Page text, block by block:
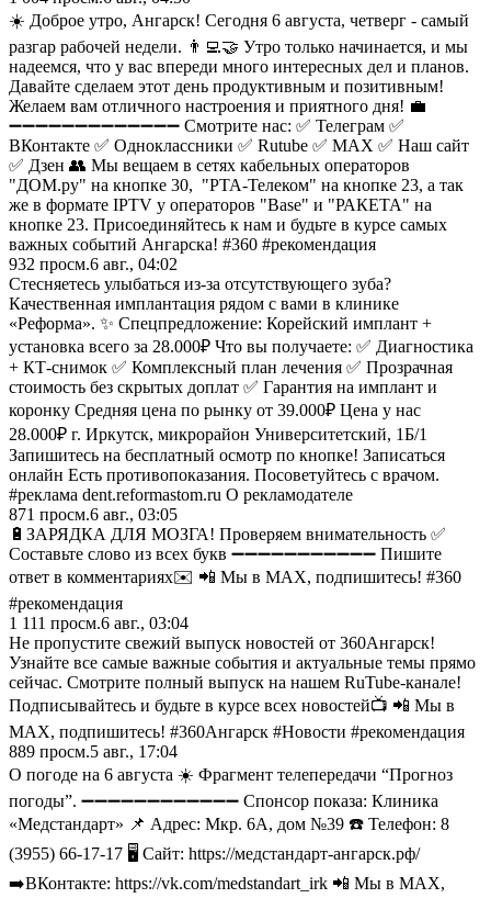
☀️ Доброе утро, Ангарск! Сегодня 6 августа, четверг - самый
разгар рабочей недели. 👨‍💻🤝 Утро только начинается, и мы
надеемся, что у вас впереди много интересных дел и планов.
Давайте сделаем этот день продуктивным и позитивным!
Желаем вам отличного настроения и приятного дня! 💼
➖➖➖➖➖➖➖➖➖➖➖➖➖ Смотрите нас: ✅ Телеграм ✅
ВКонтакте ✅ Одноклассники ✅ Rutube ✅ MAX ✅ Наш сайт
✅ Дзен 👥 Мы вещаем в сетях кабельных операторов
"ДОМ.ру" на кнопке 30, "РТА-Телеком" на кнопке 23, а так
же в формате IPTV у операторов "Base" и "РАКЕТА" на
кнопке 23. Присоединяйтесь к нам и будьте в курсе самых
важных событий Ангарска! #360 #рекомендация
932 просм.6 авг., 04:02
Стесняетесь улыбаться из-за отсутствующего зуба?
Качественная имплантация рядом с вами в клинике
«Реформа». ✨ Спецпредложение: Корейский имплант +
установка всего за 28.000₽ Что вы получаете: ✅ Диагностика
+ КТ-снимок ✅ Комплексный план лечения ✅ Прозрачная
стоимость без скрытых доплат ✅ Гарантия на имплант и
коронку Средняя цена по рынку от 39.000₽ Цена у нас
28.000₽ г. Иркутск, микрорайон Университетский, 1Б/1
Запишитесь на бесплатный осмотр по кнопке! Записаться
онлайн Есть противопоказания. Посоветуйтесь с врачом.
#реклама dent.reformastom.ru О рекламодателе
871 просм.6 авг., 03:05
🔋ЗАРЯДКА ДЛЯ МОЗГА! Проверяем внимательность ✅
Составьте слово из всех букв ➖➖➖➖➖➖➖➖➖➖➖ Пишите
ответ в комментариях✉️ 📲 Мы в MAX, подпишитесь! #360
#рекомендация
1 111 просм.6 авг., 03:04
Не пропустите свежий выпуск новостей от 360Ангарск!
Узнайте все самые важные события и актуальные темы прямо
сейчас. Смотрите полный выпуск на нашем RuTube-канале!
Подписывайтесь и будьте в курсе всех новостей📺 📲 Мы в
MAX, подпишитесь! #360Ангарск #Новости #рекомендация
889 просм.5 авг., 17:04
О погоде на 6 августа ☀️ Фрагмент телепередачи “Прогноз
погоды”. ➖➖➖➖➖➖➖➖➖➖➖➖ Спонсор показа: Клиника
«Медстандарт» 📌 Адрес: Мкр. 6А, дом №39 ☎️ Телефон: 8
(3955) 66-17-17 🖥 Сайт: https://медстандарт-ангарск.рф/
➡️ВКонтакте: https://vk.com/medstandart_irk 📲 Мы в MAX,